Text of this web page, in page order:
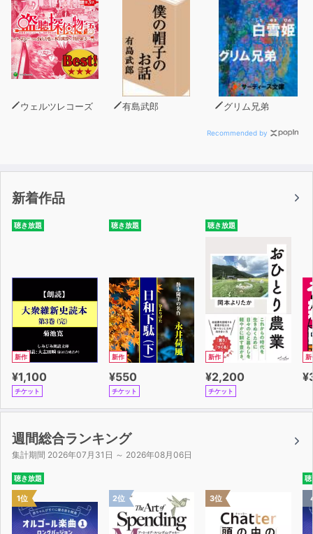
ウェルツレコーズ 有島武郎 グリム兄弟
Recommended by
新着作品
聴き放題
新作
¥1,100
チケット
聴き放題
新作
¥550
チケット
聴き放題
新作
¥2,200
チケット
新
週間総合ランキング
集計期間 2026年07月31日 ～ 2026年08月06日
聴き放題
1位 2位 3位
聴